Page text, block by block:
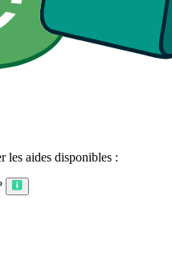
les aides disponibles :